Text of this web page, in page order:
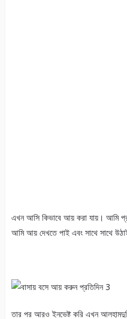
এখন আসি কিভাবে আয় করা যায়। আমি
আমি আয় দেখতে পাই এবং সাথে সাথে
তার পর আরও ইনভেষ্ট করি এখন